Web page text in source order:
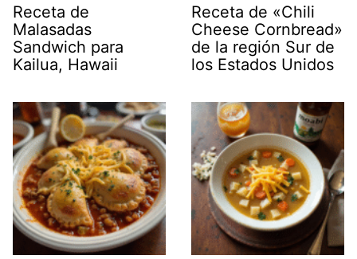
Receta de
Malasadas
Sandwich para
Kailua, Hawaii
Receta de «Chili
Cheese Cornbread»
de la región Sur de
los Estados Unidos